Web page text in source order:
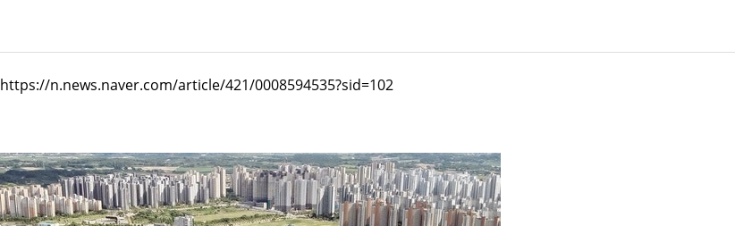
https://n.news.naver.com/article/421/0008594535?sid=102